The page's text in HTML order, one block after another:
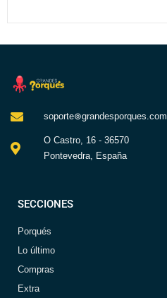
soporte⊚grandesporques.com
O Castro, 16 - 36570
Pontevedra, España
SECCIONES
Porqués
Lo último
Compras
Extra